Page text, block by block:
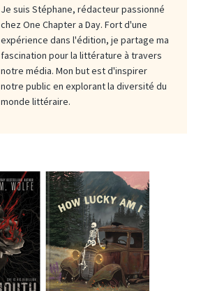
Je suis Stéphane, rédacteur passionné
chez One Chapter a Day. Fort d'une
expérience dans l'édition, je partage ma
fascination pour la littérature à travers
notre média. Mon but est d'inspirer
notre public en explorant la diversité du
monde littéraire.